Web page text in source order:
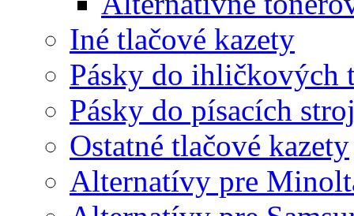
Iné tlačové kazety
Pásky do ihličkových
Pásky do písacích
Ostatné tlačové kazety
Alternatívy pre